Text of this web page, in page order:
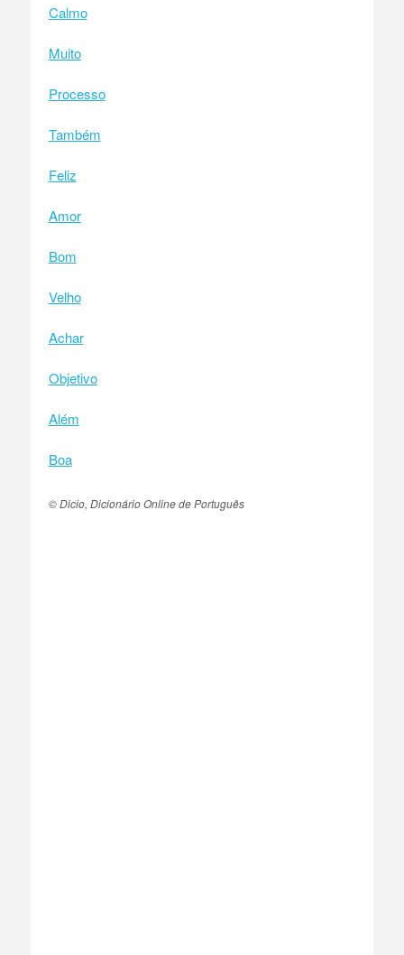
Calmo
Muito
Processo
Também
Feliz
Amor
Bom
Velho
Achar
Objetivo
Além
Boa
© Dicio, Dicionário Online de Português